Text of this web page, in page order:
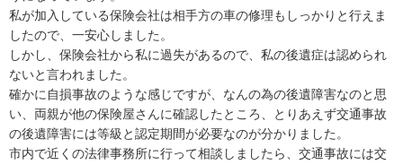
私が加入している保険会社は相手方の車の修理もしっかりと行えま
したので、一安心しました。
しかし、保険会社から私に過失があるので、私の後遺症は認められ
ないと言われました。
確かに自損事故のような感じですが、なんの為の後遺障害なのと思
い、両親が他の保険屋さんに確認したところ、とりあえず交通事故
の後遺障害には等級と認定期間が必要なのが分かりました。
市内で近くの法律事務所に行って相談しましたら、交通事故には交